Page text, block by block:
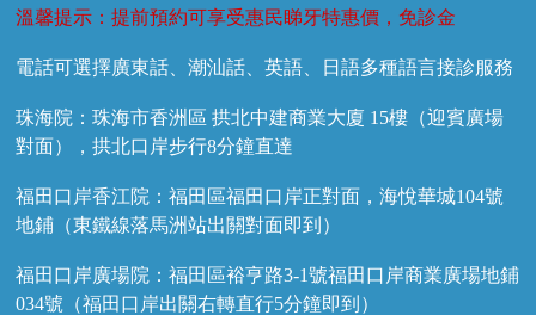
溫馨提示：提前預約可享受惠民睇牙特惠價，免診金
電話可選擇廣東話、潮汕話、英語、日語多種語言接診服務
珠海院：珠海市香洲區 拱北中建商業大廈 15樓（迎賓廣場
對面），拱北口岸步行8分鐘直達
福田口岸香江院：福田區福田口岸正對面，海悅華城104號
地鋪（東鐵線落馬洲站出關對面即到）
福田口岸廣場院：福田區裕亨路3-1號福田口岸商業廣場地鋪
034號（福田口岸出關右轉直行5分鐘即到）